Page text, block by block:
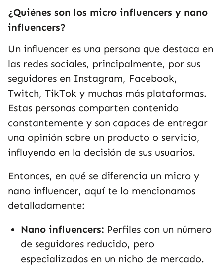
¿Quiénes son los micro influencers y nano
influencers?
Un influencer es una persona que destaca en
las redes sociales, principalmente, por sus
seguidores en Instagram, Facebook,
Twitch, TikTok y muchas más plataformas.
Estas personas comparten contenido
constantemente y son capaces de entregar
una opinión sobre un producto o servicio,
influyendo en la decisión de sus usuarios.
Entonces, en qué se diferencia un micro y
nano influencer, aquí te lo mencionamos
detalladamente:
Nano influencers: Perfiles con un número
de seguidores reducido, pero
especializados en un nicho de mercado.